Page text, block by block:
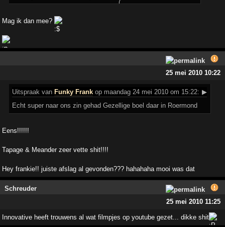
Mag ik dan mee?
25 mei 2010 10:22
Uitspraak van Funky Frank op maandag 24 mei 2010 om 15:22: ▶
Echt super naar ons zin gehad Gezellige boel daar in Roermond
Eens!!!!!!
Tapage & Meander zeer vette shit!!!!
Hey frankie!! juiste afslag al gevonden??? hahahaha mooi was dat
Schreuder
25 mei 2010 11:25
Innovative heeft trouwens al wat filmpjes op youtube gezet... dikke shit